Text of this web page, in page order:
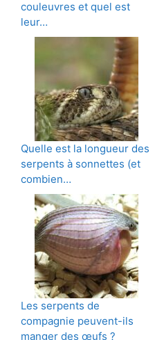
couleuvres et quel est
leur…
Quelle est la longueur des
serpents à sonnettes (et
combien…
Les serpents de
compagnie peuvent-ils
manger des œufs ?